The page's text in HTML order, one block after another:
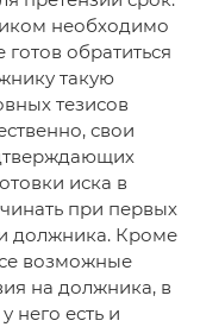
необходимо
обратиться
такую
тезисов
свои
иска в
при первых
должника. Кроме
возможные
на должника, в
него есть и